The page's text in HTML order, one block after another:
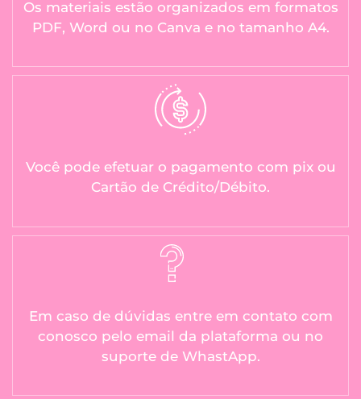
Os materiais estão organizados em formatos
PDF, Word ou no Canva e no tamanho A4.
Você pode efetuar o pagamento com pix ou
Cartão de Crédito/Débito.
Em caso de dúvidas entre em contato com
conosco pelo email da plataforma ou no
suporte de WhastApp.